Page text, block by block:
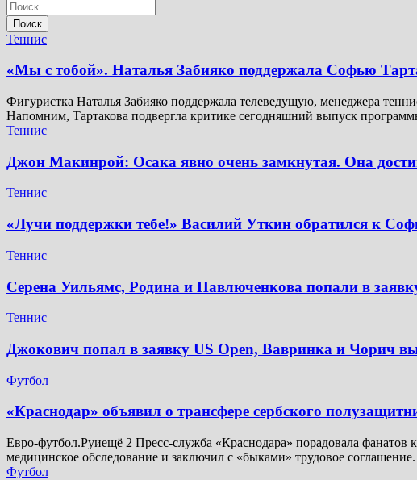
Поиск
Теннис
«Мы с тобой». Наталья Забияко поддержала Софью
Фигуристка Наталья Забияко поддержала телеведущую, менеджера
Напомним, Тартакова подвергла критике сегодняшний выпуск
Теннис
Джон Макинрой: Осака явно очень замкнутая. Она
Теннис
«Лучи поддержки тебе!» Василий Уткин обратился к
Теннис
Серена Уильямс, Родина и Павлюченкова попали в
Теннис
Джокович попал в заявку US Open, Вавринка и Чорич
Футбол
​«Краснодар» объявил о трансфере сербского
Евро-футбол.Руиещё 2 Пресс-служба «Краснодара» порадовала
медицинское обследование и заключил с «быками» трудовое
Футбол